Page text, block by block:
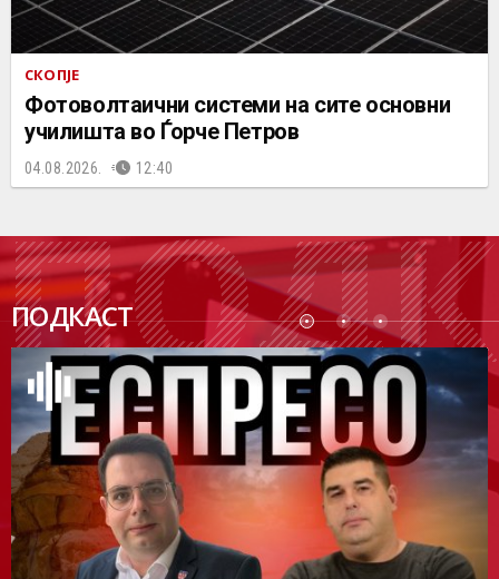
СКОПЈЕ
Фотоволтаични системи на сите основни
училишта во Ѓорче Петров
04.08.2026. 12:40
ПОДКАСТ
ПОДК
АСТ